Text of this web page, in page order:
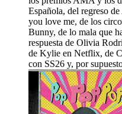
Española, del regreso
you love me, de los
Bunny, de lo mala que
respuesta de Olivia
de Kylie en Netflix, de
con SS26 y, por